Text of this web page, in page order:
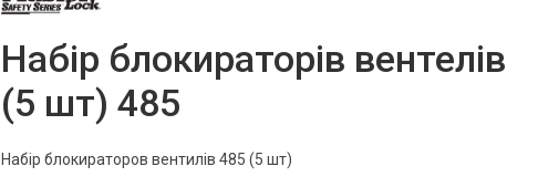
Набір блокираторів вентелів
(5 шт) 485
Набір блокираторов вентилів 485 (5 шт)